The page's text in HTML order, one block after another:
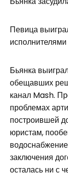
Певица
Бьянка
обещавших
канал Mash.
проблемах
построившей
юристам,
заключения
осталась ни с